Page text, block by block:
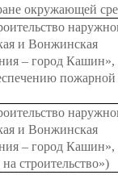
окружающей
и Вонжинская
– город
пожарной
и Вонжинская
– город Кашин»,
строительство»)